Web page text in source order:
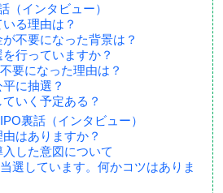
（インタビュー）
る理由は？
不要になった背景は？
行っていますか？
要になった理由は？
に抽選？
いく予定ある？
裏話（インタビュー）
はありますか？
した意図について
選しています。何かコツはありま